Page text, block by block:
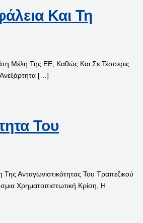
Και Τη
Μέλη Της ΕΕ, Καθώς Και Σε Τέσσερις
[…]
Του
Ανταγωνιστικότητας Του Τραπεζικού
Χρηματοπιστωτική Κρίση, Η